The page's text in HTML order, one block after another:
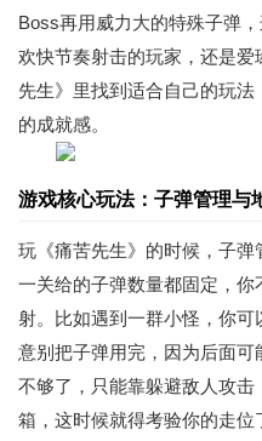
Boss再用威力大的特殊子弹
欢快节奏射击的玩家，还是
先生》里找到适合自己的玩
的成就感。
游戏核心玩法：子弹管理与
玩《痛苦先生》的时候，子
一关给的子弹数量都固定，
射。比如遇到一群小怪，你
意别把子弹用完，因为后面
不够了，只能靠躲避敌人攻
箱，这时候就得考验你的走位